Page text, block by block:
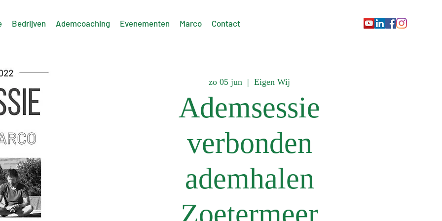
Bedrijven Ademcoaching Evenementen Marco Contact
zo 05 jun
  |
Eigen Wij
Ademsessie
verbonden
ademhalen
Zoetermeer